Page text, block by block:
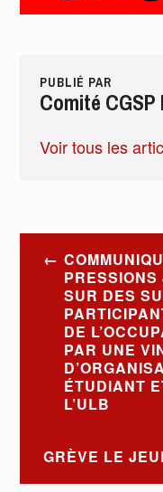
PUBLIÉ PAR
Comité CGSP
Voir tous les
Navigation
l’article
SUR DES
DE
PAR UNE
ÉTUDIANT
L’ULB
GRÈVE LE